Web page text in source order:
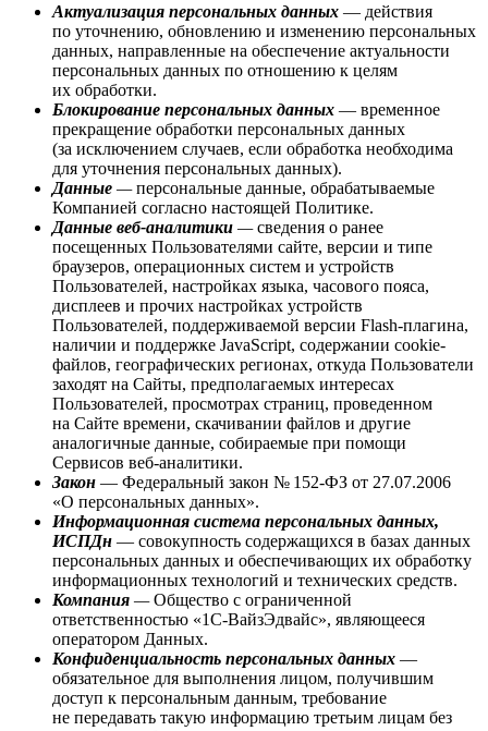
Актуализация персональных данных — действия
по уточнению, обновлению и изменению персональных
данных, направленные на обеспечение актуальности
персональных данных по отношению к целям
их обработки.
Блокирование персональных данных — временное
прекращение обработки персональных данных
(за исключением случаев, если обработка необходима
для уточнения персональных данных).
Данные —персональные данные, обрабатываемые
Компанией согласно настоящей Политике.
Данные веб-аналитики —сведения о ранее
посещенных Пользователями сайте, версии и типе
браузеров, операционных систем и устройств
Пользователей, настройках языка, часового пояса,
дисплеев и прочих настройках устройств
Пользователей, поддерживаемой версии Flash-плагина,
наличии и поддержке JavaScript, содержании cookie-
файлов, географических регионах, откуда Пользователи
заходят на Сайты, предполагаемых интересах
Пользователей, просмотрах страниц, проведенном
на Сайте времени, скачивании файлов и другие
аналогичные данные, собираемые при помощи
Сервисов веб-аналитики.
Закон — Федеральный закон № 152-ФЗ от 27.07.2006
«О персональных данных».
Информационная система персональных данных,
ИСПДн — совокупность содержащихся в базах данных
персональных данных и обеспечивающих их обработку
информационных технологий и технических средств.
Компания —Общество с ограниченной
ответственностью «1С-ВайзЭдвайс», являющееся
оператором Данных.
Конфиденциальность персональных данных —
обязательное для выполнения лицом, получившим
доступ к персональным данным, требование
не передавать такую информацию третьим лицам без